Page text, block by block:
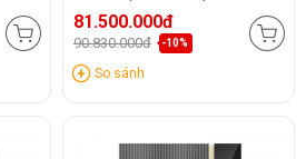
81.500.000đ
90.830.000đ -10%
So sánh